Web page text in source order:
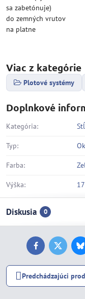
sa zabetónuje)
do zemných vrutov
na platne
Viac z kategórie
Plotové systémy
Doplnkové
Kategória:
Typ:
Farba:
Výška:
Diskusia 0
FacebookTwitter
Predchádzajúci